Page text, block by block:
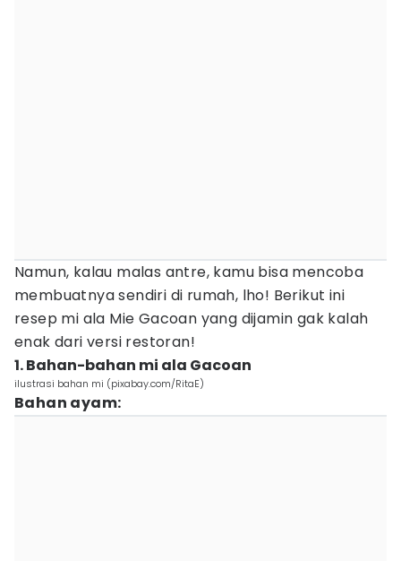
Namun, kalau malas antre, kamu bisa mencoba
membuatnya sendiri di rumah, lho! Berikut ini
resep mi ala Mie Gacoan yang dijamin gak kalah
enak dari versi restoran!
1. Bahan-bahan mi ala Gacoan
ilustrasi bahan mi (pixabay.com/RitaE)
Bahan ayam: